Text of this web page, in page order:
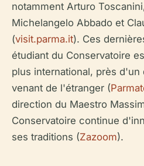
notamment Arturo
Michelangelo Abbado et
(visit.parma.it). Ces
étudiant du Conservatoire
plus international, près d'un
venant de l'étranger (
direction du Maestro
Conservatoire continue
ses traditions (Zazoom).